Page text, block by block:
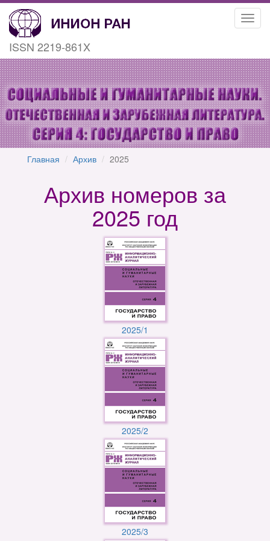
ISSN 2219-861X
Главная Архив 2025
Архив номеров за
2025 год
2025/1
2025/2
2025/3